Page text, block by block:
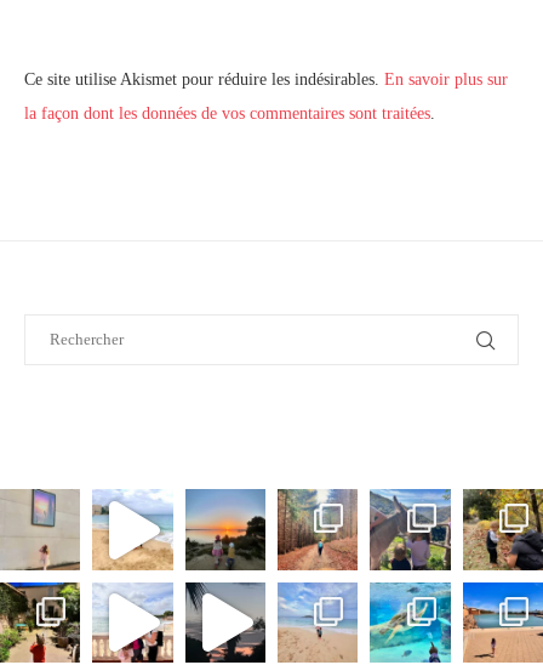
Ce site utilise Akismet pour réduire les indésirables. En savoir plus sur
la façon dont les données de vos commentaires sont traitées.